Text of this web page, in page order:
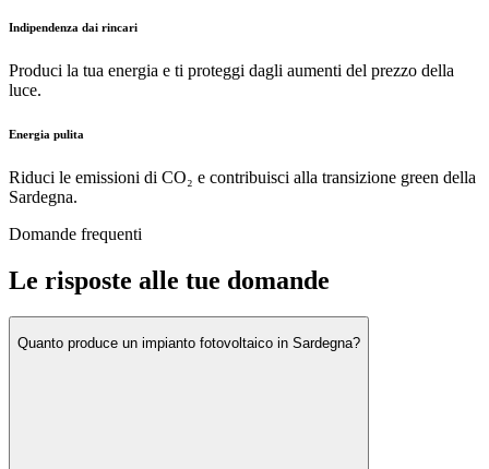
Indipendenza dai rincari
Produci la tua energia e ti proteggi dagli aumenti del prezzo della
luce.
Energia pulita
Riduci le emissioni di CO₂ e contribuisci alla transizione green della
Sardegna.
Domande frequenti
Le risposte alle tue domande
Quanto produce un impianto fotovoltaico in Sardegna?